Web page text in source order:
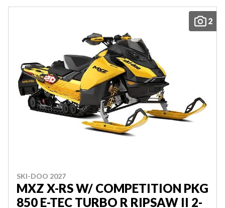
2
SKI-DOO 2027
MXZ X-RS W/ COMPETITION PKG
850 E-TEC TURBO R RIPSAW II 2-